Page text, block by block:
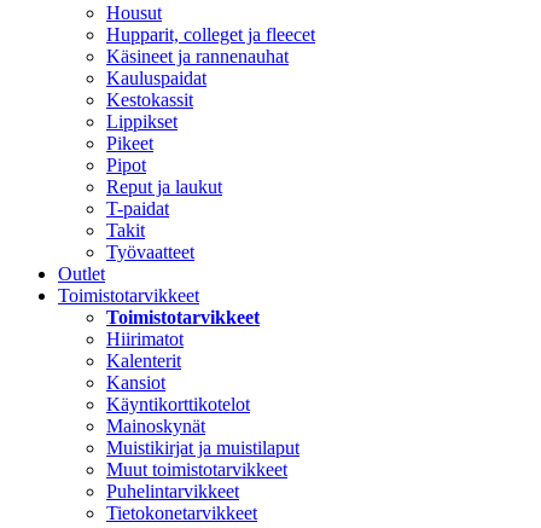
Housut
Hupparit, colleget ja fleecet
Käsineet ja rannenauhat
Kauluspaidat
Kestokassit
Lippikset
Pikeet
Pipot
Reput ja laukut
T-paidat
Takit
Työvaatteet
Outlet
Toimistotarvikkeet
Toimistotarvikkeet
Hiirimatot
Kalenterit
Kansiot
Käyntikorttikotelot
Mainoskynät
Muistikirjat ja muistilaput
Muut toimistotarvikkeet
Puhelintarvikkeet
Tietokonetarvikkeet